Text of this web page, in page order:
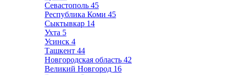
Севастополь 45
Республика Коми 45
Сыктывкар 14
Ухта 5
Усинск 4
Ташкент 44
Новгородская область 42
Великий Новгород 16